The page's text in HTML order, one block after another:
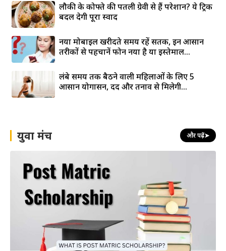
लौकी के कोफ्ते की पतली ग्रेवी से हैं परेशान? ये ट्रिक
बदल देगी पूरा स्वाद
नया मोबाइल खरीदते समय रहें सतर्क, इन आसान
तरीकों से पहचानें फोन नया है या इस्तेमाल...
लंबे समय तक बैठने वाली महिलाओं के लिए 5
आसान योगासन, दर्द और तनाव से मिलेगी...
युवा मंच और पढ़ें➤